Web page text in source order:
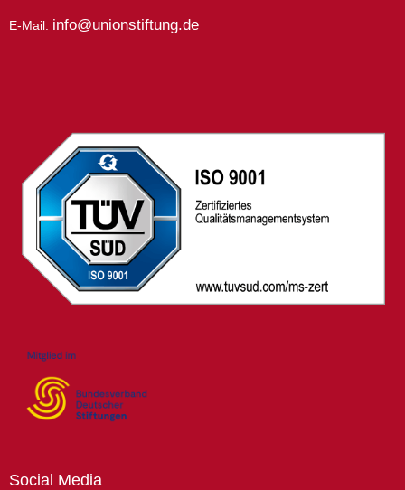
E-Mail: info@unionstiftung.de
Social Media